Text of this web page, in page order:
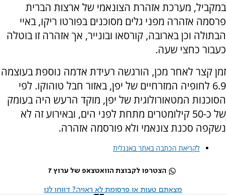
במקביל, מערכת אזהרת הצונאמי של ארצות הברית
פרסמה אזהרה מפני גלים מסוכנים בפורטו ריקו, באיי
הבתולה וכן בארובה, קורסאו ובונייר, אך אזהרה זו בוטלה
כעבור כחצי שעה.
זמן קצר לאחר מכן, הורגשה רעידת אדמה נוספת בעוצמה
6.9 לחופיה המזרחיים של יפן, באזור חבל טוהוקו. לפי
הסוכנות המטאורולוגית של יפן, מוקד הרעש היה בעומק
של כ-50 קילומטרים מתחת לפני הים, ובאירוע זה לא
נשקפה סכנת צונאמי ולא פורסמה אזהרה.
לקריאת הכתבה באתר באנגלית
הצטרפו לקבוצת הוואטצאפ של ערוץ 7
מצאתם טעות או פרסומת לא ראויה? דווחו לנו